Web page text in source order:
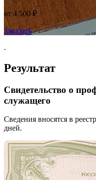
от 4 500 ₽
Заказать
.
Результат
Свидетельство о
служащего
Сведения вносятся в
дней.